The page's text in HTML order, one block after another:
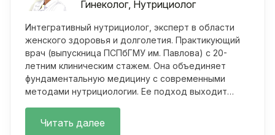
Гинеколог, Нутрициолог
Интегративный нутрициолог, эксперт в области
женского здоровья и долголетия. Практикующий
врач (выпускница ПСПбГМУ им. Павлова) с 20-
летним клиническим стажем. Она объединяет
фундаментальную медицину с современными
методами нутрициологии. Ее подход выходит
Читать далее